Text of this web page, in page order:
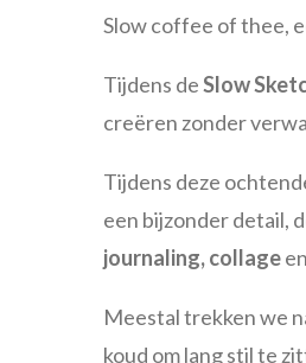
Slow coffee of thee,
Tijdens deSlow
creëren zonder
Tijdens deze
een bijzonder detail,
journaling, collage
Meestal trekken we
koud om lang stil te